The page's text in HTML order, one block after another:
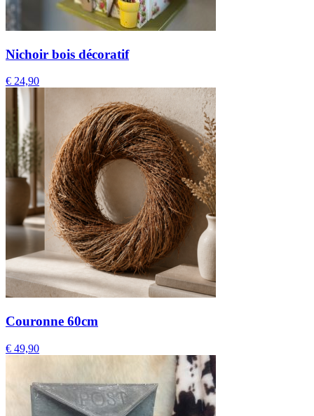
Nichoir bois décoratif
€ 24,90
Couronne 60cm
€ 49,90